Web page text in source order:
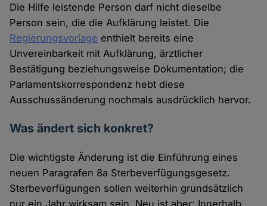
Die Hilfe leistende Person darf nicht dieselbe
Person sein, die die Aufklärung leistet. Die
Regierungsvorlage enthielt bereits eine
Unvereinbarkeit mit Aufklärung, ärztlicher
Bestätigung beziehungsweise Dokumentation; die
Parlamentskorrespondenz hebt diese
Ausschussänderung nochmals ausdrücklich hervor.
Was ändert sich konkret?
Die wichtigste Änderung ist die Einführung eines
neuen Paragrafen 8a Sterbeverfügungsgesetz.
Sterbeverfügungen sollen weiterhin grundsätzlich
nur ein Jahr wirksam sein. Neu ist aber: Innerhalb